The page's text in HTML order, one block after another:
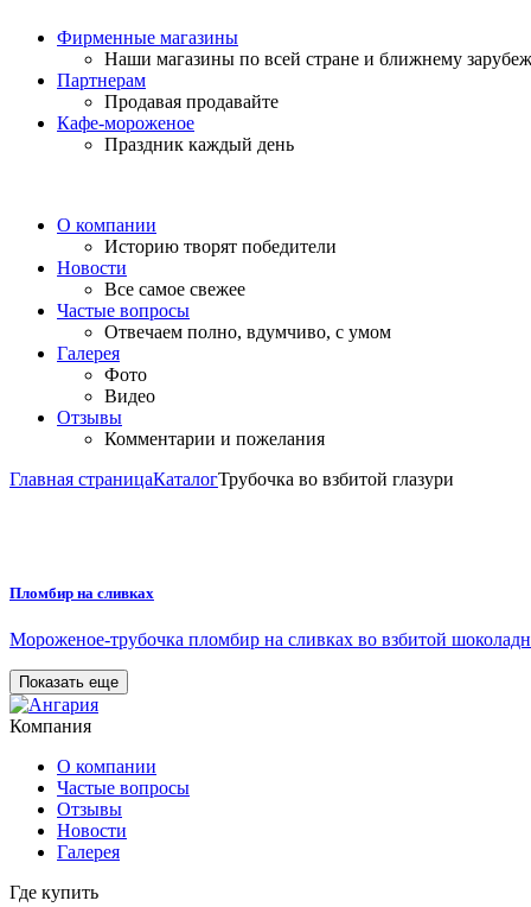
Фирменные магазины
Наши магазины по всей стране и ближнему
Партнерам
Продавая продавайте
Кафе-мороженое
Праздник каждый день
О компании
Историю творят победители
Новости
Все самое свежее
Частые вопросы
Отвечаем полно, вдумчиво, с умом
Галерея
Фото
Видео
Отзывы
Комментарии и пожелания
Главная страницаКаталогТрубочка во взбитой глазури
Пломбир на сливках
Мороженое-трубочка пломбир на сливках во взбитой
Показать еще
Компания
О компании
Частые вопросы
Отзывы
Новости
Галерея
Где купить